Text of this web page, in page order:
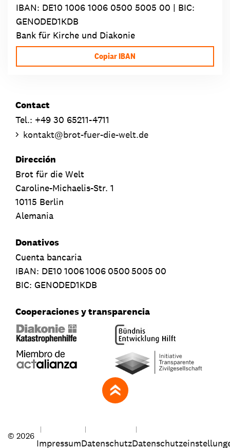
IBAN: DE10 1006 1006 0500 5005 00 | BIC:
GENODED1KDB
Bank für Kirche und Diakonie
Copiar IBAN
Contact
Tel.: +49 30 65211-4711
kontakt@brot-fuer-die-welt.de
Dirección
Brot für die Welt
Caroline-Michaelis-Str. 1
10115 Berlin
Alemania
Donativos
Cuenta bancaria
IBAN: DE10 10061006 05005005 00
BIC: GENODED1KDB
Cooperaciones y transparencia
zum Seitenanfang
© 2026
ImpressumDatenschutz